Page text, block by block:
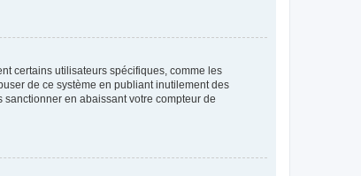
certains utilisateurs spécifiques, comme les
de ce système en publiant inutilement des
en abaissant votre compteur de